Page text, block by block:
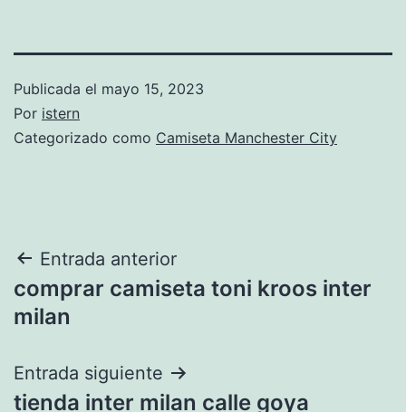
Publicada el mayo 15, 2023
Por istern
Categorizado como Camiseta Manchester City
Navegación
de
Entrada anterior
comprar camiseta toni kroos inter
milan
Entrada siguiente
tienda inter milan calle goya